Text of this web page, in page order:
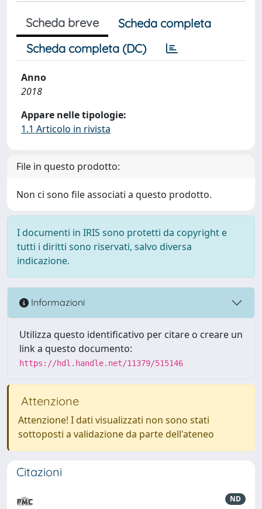
Scheda breve
Scheda completa
Scheda completa (DC)
Anno
2018
Appare nelle tipologie:
1.1 Articolo in rivista
File in questo prodotto:
Non ci sono file associati a questo prodotto.
I documenti in IRIS sono protetti da copyright e
tutti i diritti sono riservati, salvo diversa
indicazione.
Informazioni
Utilizza questo identificativo per citare o creare un
link a questo documento:
https://hdl.handle.net/11379/515146
Attenzione
Attenzione! I dati visualizzati non sono stati
sottoposti a validazione da parte dell'ateneo
Citazioni
ND